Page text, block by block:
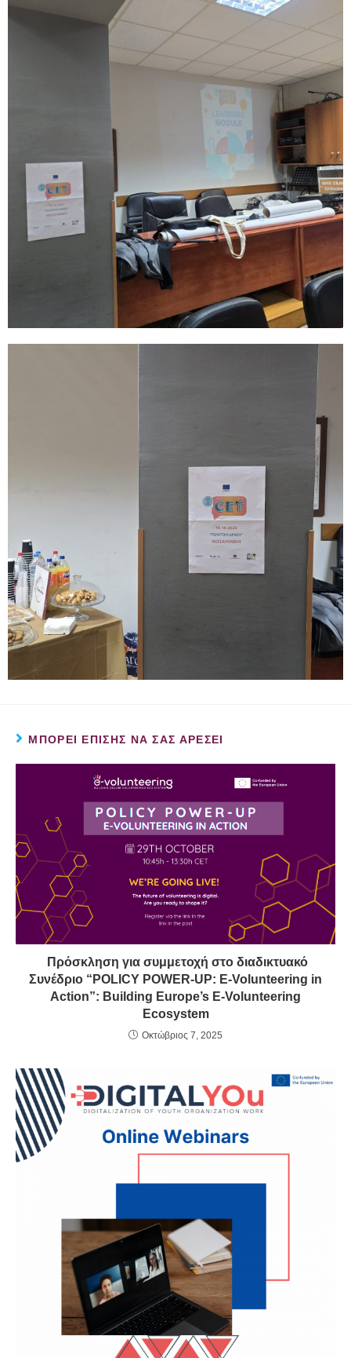
ΜΠΟΡΕΊ ΕΠΊΣΗΣ ΝΑ ΣΑΣ ΑΡΈΣΕΙ
Πρόσκληση για συμμετοχή στο διαδικτυακό
Συνέδριο “POLICY POWER-UP: E-Volunteering in
Action”: Building Europe’s E-Volunteering
Ecosystem
Οκτώβριος 7, 2025